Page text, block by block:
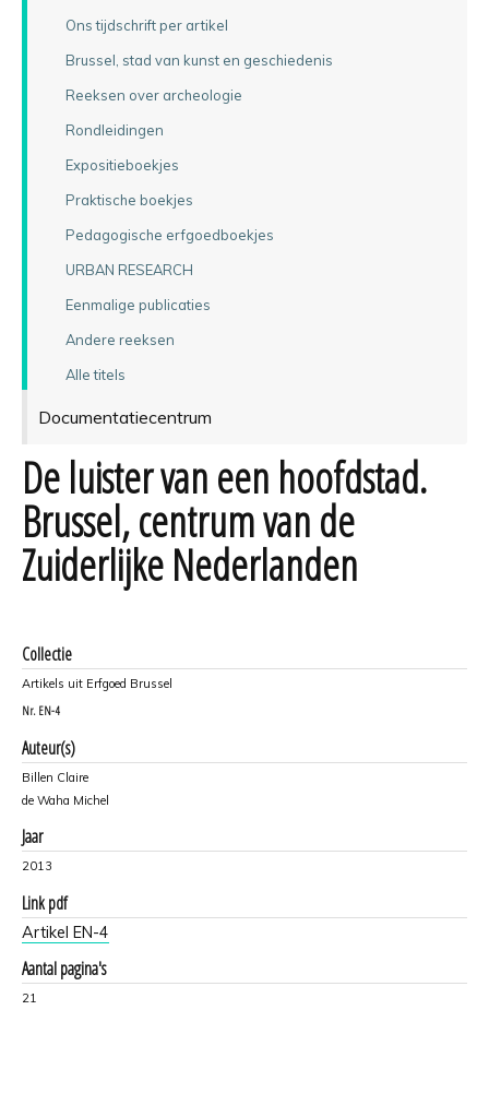
Ons tijdschrift per artikel
Brussel, stad van kunst en geschiedenis
Reeksen over archeologie
Rondleidingen
Expositieboekjes
Praktische boekjes
Pedagogische erfgoedboekjes
URBAN RESEARCH
Eenmalige publicaties
Andere reeksen
Alle titels
Documentatiecentrum
De luister van een hoofdstad.
Brussel, centrum van de
Zuiderlijke Nederlanden
Collectie
Artikels uit Erfgoed Brussel
Nr. EN-4
Auteur(s)
Billen Claire
de Waha Michel
Jaar
2013
Link pdf
Artikel EN-4
Aantal pagina's
21